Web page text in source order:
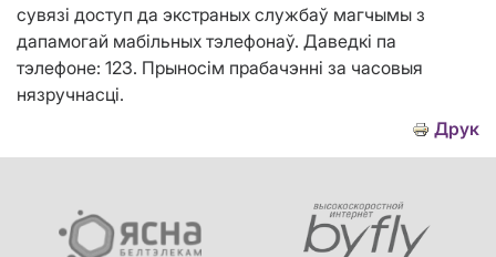
сувязі доступ да экстраных службаў магчымы з
дапамогай мабільных тэлефонаў. Даведкі па
тэлефоне: 123. Прыносім прабачэнні за часовыя
нязручнасці.
Друк